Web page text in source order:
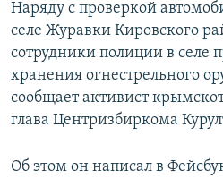
Все сайты RFE/RL
Наряду с проверкой
селе Журавки Кировского
сотрудники полиции в селе
хранения огнестрельного
сообщает активист
глава Центризбиркома
Об этом он написал в